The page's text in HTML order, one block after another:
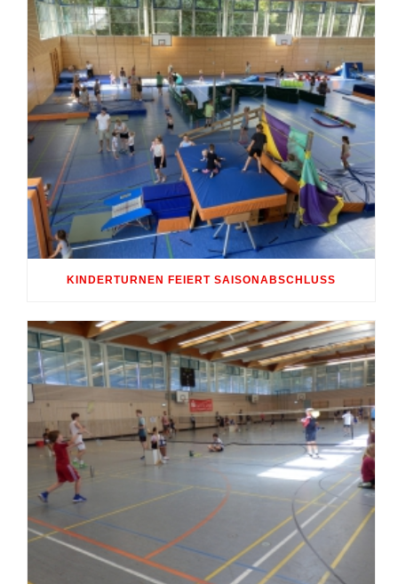
KINDERTURNEN FEIERT SAISONABSCHLUSS